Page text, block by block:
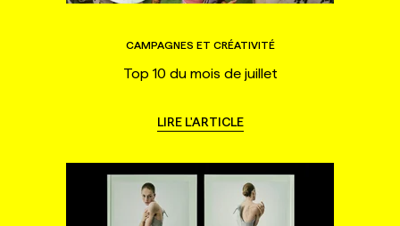
CAMPAGNES ET CRÉATIVITÉ
Top 10 du mois de juillet
LIRE L'ARTICLE